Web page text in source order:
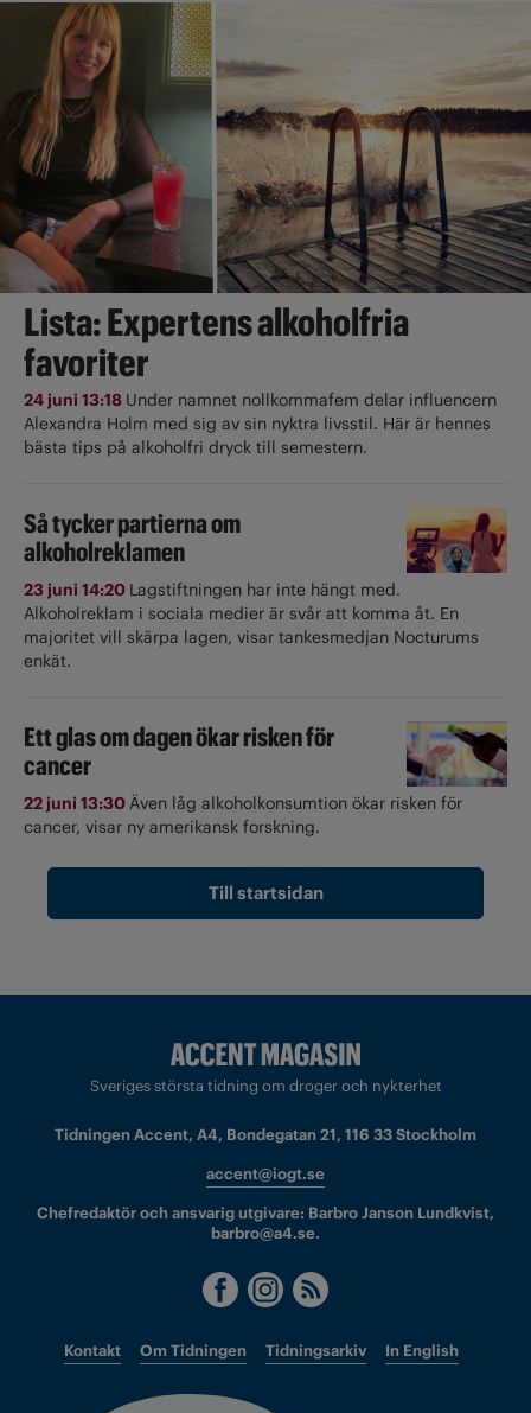
Lista: Expertens alkoholfria
favoriter
24 juni 13:18 Under namnet nollkommafem delar influencern
Alexandra Holm med sig av sin nyktra livsstil. Här är hennes
bästa tips på alkoholfri dryck till semestern.
Så tycker partierna om
alkoholreklamen
23 juni 14:20 Lagstiftningen har inte hängt med.
Alkoholreklam i sociala medier är svår att komma åt. En
majoritet vill skärpa lagen, visar tankesmedjan Nocturums
enkät.
Ett glas om dagen ökar risken för
cancer
22 juni 13:30Även låg alkoholkonsumtion ökar risken för
cancer, visar ny amerikansk forskning.
Till startsidan
Sveriges största tidning om droger och nykterhet
Tidningen Accent, A4, Bondegatan 21, 116 33 Stockholm
accent@iogt.se
Chefredaktör och ansvarig utgivare: Barbro Janson Lundkvist,
barbro@a4.se.
Kontakt Om Tidningen Tidningsarkiv In English